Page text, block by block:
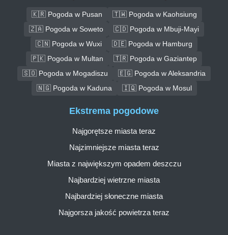
🇰🇷 Pogoda w Pusan
🇹🇼 Pogoda w Kaohsiung
🇿🇦 Pogoda w Soweto
🇨🇩 Pogoda w Mbuji-Mayi
🇨🇳 Pogoda w Wuxi
🇩🇪 Pogoda w Hamburg
🇵🇰 Pogoda w Multan
🇹🇷 Pogoda w Gaziantep
🇸🇴 Pogoda w Mogadiszu
🇪🇬 Pogoda w Aleksandria
🇳🇬 Pogoda w Kaduna
🇮🇶 Pogoda w Mosul
Ekstrema pogodowe
Najgorętsze miasta teraz
Najzimniejsze miasta teraz
Miasta z największym opadem deszczu
Najbardziej wietrzne miasta
Najbardziej słoneczne miasta
Najgorsza jakość powietrza teraz